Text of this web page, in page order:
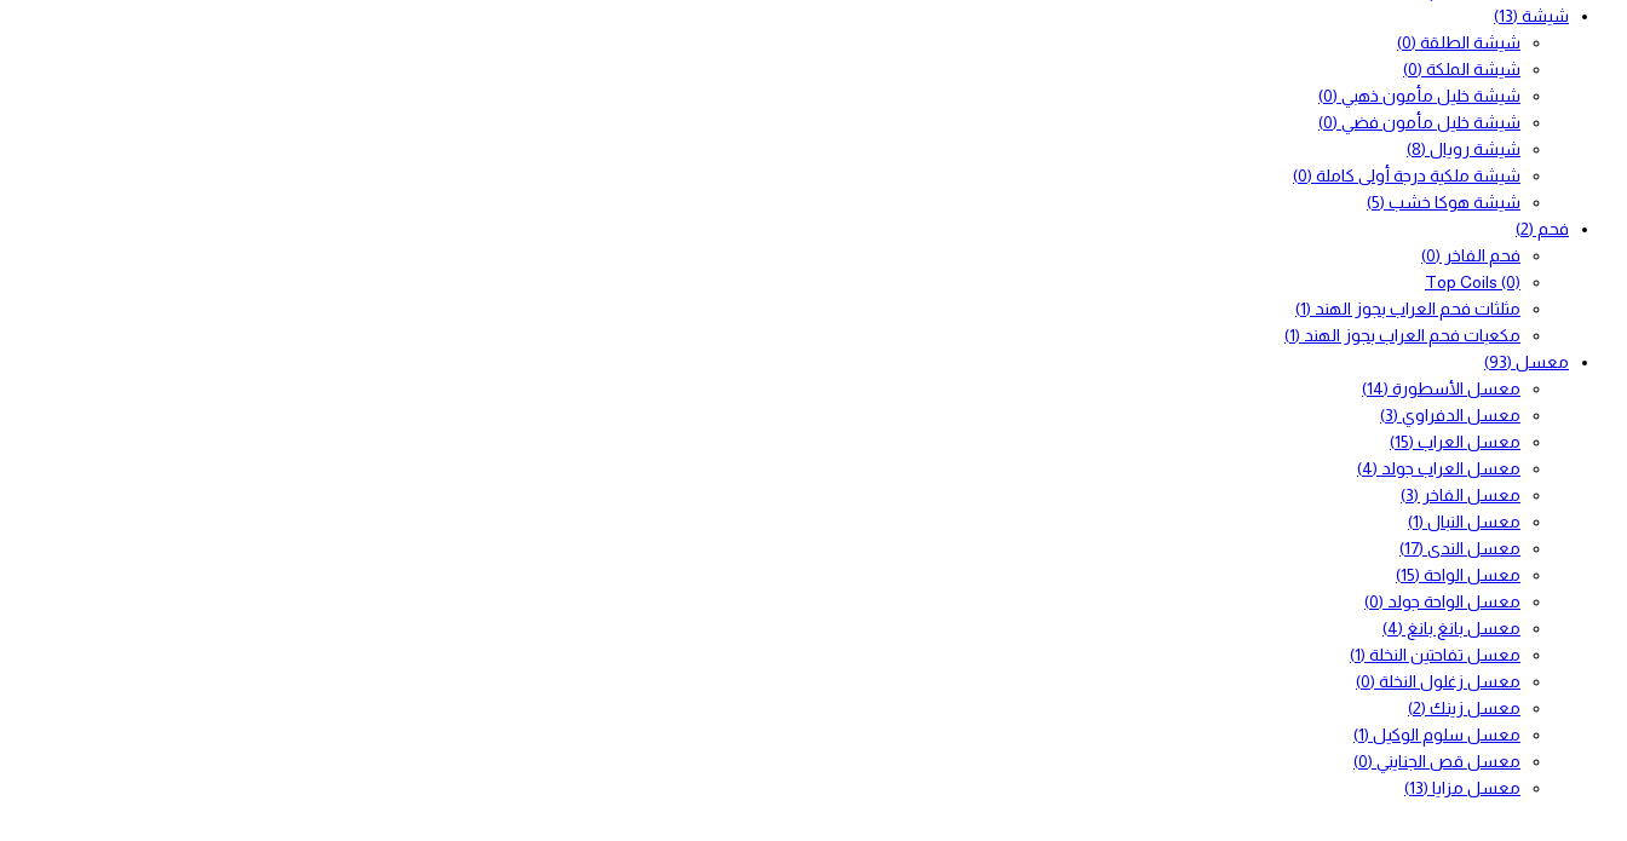
شيشة (13)
شيشة الطلقة (0)
شيشة الملكة (0)
شيشة خليل مأمون ذهبي (0)
شيشة خليل مأمون فضي (0)
شيشة رويال (8)
شيشة ملكية درجة أولى كاملة (0)
شيشة هوكا خشب (5)
فحم (2)
فحم الفاخر (0)
Top Coils (0)
مثلثات فحم العراب بجوز الهند (1)
مكعبات فحم العراب بجوز الهند (1)
معسل (93)
معسل الأسطورة (14)
معسل الدفراوي (3)
معسل العراب (15)
معسل العراب جولد (4)
معسل الفاخر (3)
معسل النبال (1)
معسل الندى (17)
معسل الواحة (15)
معسل الواحة جولد (0)
معسل بانغ بانغ (4)
معسل تفاحتين النخلة (1)
معسل زغلول النخلة (0)
معسل زينك (2)
معسل سلوم الوكيل (1)
معسل قص الجنايني (0)
معسل مزايا (13)